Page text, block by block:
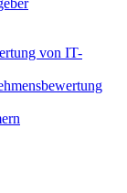
von IT-